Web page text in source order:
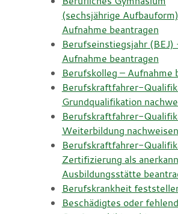
(sechsjährige
Aufnahme beantragen
Berufseinstiegsjahr (BEJ)
Aufnahme beantragen
Berufskolleg – Aufnahme
Berufskraftfahrer-
Grundqualifikation
Berufskraftfahrer-
Weiterbildung nachweisen
Berufskraftfahrer-
Zertifizierung als
Ausbildungsstätte
Berufskrankheit
Beschädigtes oder